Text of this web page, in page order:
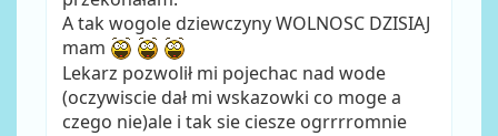
A tak wogole dziewczyny WOLNOSC DZISIAJ
mam
Lekarz pozwolił mi pojechac nad wode
(oczywiscie dał mi wskazowki co moge a
czego nie)ale i tak sie ciesze ogrrrromnie